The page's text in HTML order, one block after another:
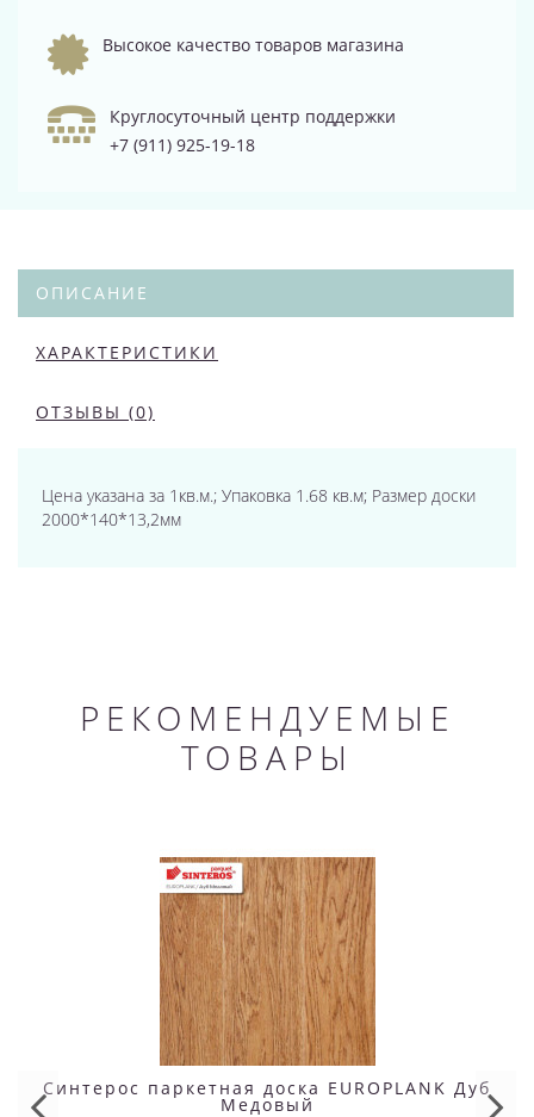
Высокое качество товаров магазина
Круглосуточный центр поддержки
+7 (911) 925-19-18
ОПИСАНИЕ
ХАРАКТЕРИСТИКИ
ОТЗЫВЫ (0)
Цена указана за 1кв.м.; Упаковка 1.68 кв.м; Размер доски
2000*140*13,2мм
РЕКОМЕНДУЕМЫЕ
ТОВАРЫ
Синтерос паркетная доска EUROPLANK Дуб
Медовый